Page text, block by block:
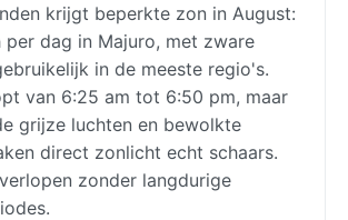
krijgt beperkte zon in August:
per dag in Majuro, met zware
in de meeste regio's.
van 6:25 am tot 6:50 pm, maar
grijze luchten en bewolkte
direct zonlicht echt schaars.
zonder langdurige